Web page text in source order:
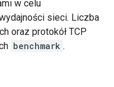
w celu
sieci. Liczba
oraz protokół TCP
benchmark .